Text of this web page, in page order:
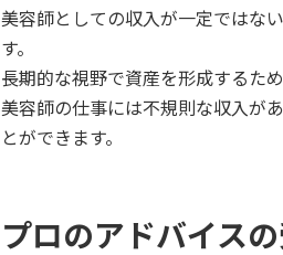
美容師としての収入が一定ではな
す。
長期的な視野で資産を形成するた
美容師の仕事には不規則な収入が
とができます。
プロのアドバイス